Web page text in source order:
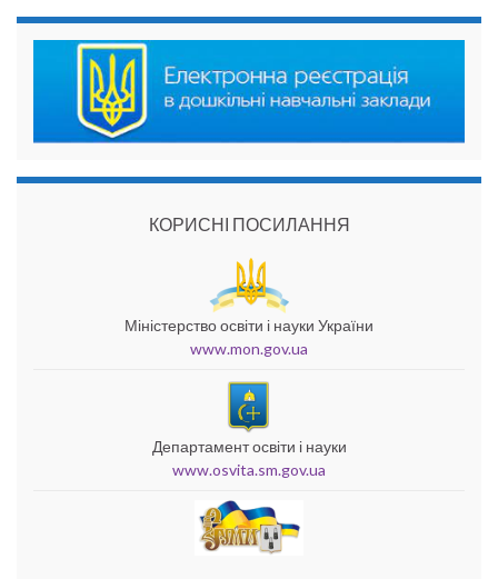
КОРИСНІ ПОСИЛАННЯ
Міністерство освіти і науки України
www.mon.gov.ua
Департамент освіти і науки
www.osvita.sm.gov.ua